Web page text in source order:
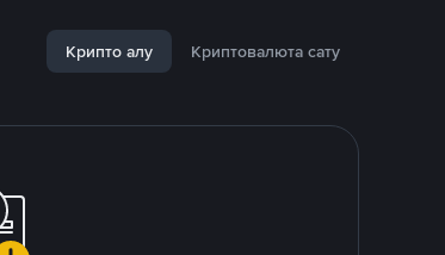
Крипто алу Криптовалюта сату